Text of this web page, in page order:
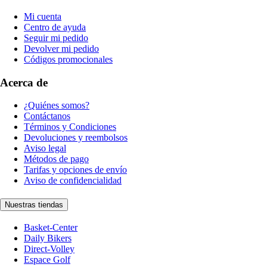
Mi cuenta
Centro de ayuda
Seguir mi pedido
Devolver mi pedido
Códigos promocionales
Acerca de
¿Quiénes somos?
Contáctanos
Términos y Condiciones
Devoluciones y reembolsos
Aviso legal
Métodos de pago
Tarifas y opciones de envío
Aviso de confidencialidad
Nuestras tiendas
Basket-Center
Daily Bikers
Direct-Volley
Espace Golf